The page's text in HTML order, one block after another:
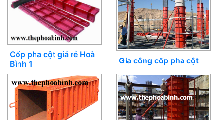
Cốp pha cột giá rẻ Hoà
Bình 1
Gia công cốp pha cột